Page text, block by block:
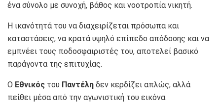
ένα σύνολο με συνοχή, βάθος και νοοτροπία νικητή.
Η ικανότητά του να διαχειρίζεται πρόσωπα και
καταστάσεις, να κρατά υψηλό επίπεδο απόδοσης και να
εμπνέει τους ποδοσφαιριστές του, αποτελεί βασικό
παράγοντα της επιτυχίας.
Ο Εθνικός του Παντέλη δεν κερδίζει απλώς, αλλά
πείθει μέσα από την αγωνιστική του εικόνα.